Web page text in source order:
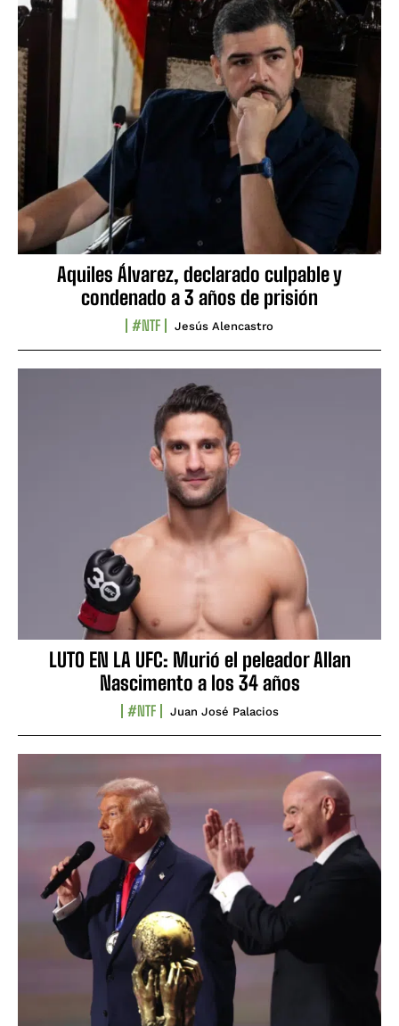
Aquiles Álvarez, declarado culpable y
condenado a 3 años de prisión
#NTF Jesús Alencastro
LUTO EN LA UFC: Murió el peleador Allan
Nascimento a los 34 años
#NTF Juan José Palacios